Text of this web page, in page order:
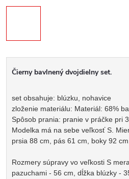
Čierny bavlnený dvojdielny set.
set obsahuje: blúzku, nohavice
zloženie materiálu: Materiál: 68%
Spôsob prania: pranie v práčke pri
Modelka má na sebe veľkosť S.
prsia 88 cm, pás 61 cm, boky 92 cm.
Rozmery súpravy vo veľkosti S
pazuchami - 56 cm, dĺžka blúzky -